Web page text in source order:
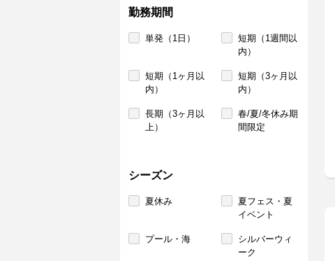
勤務期間
単発（1日）
短期（1週間以
内）
短期（1ヶ月以
内）
短期（3ヶ月以
内）
長期（3ヶ月以
上）
春/夏/冬休み期
間限定
シーズン
夏休み
夏フェス・夏
イベント
プール・海
シルバーウィ
ーク